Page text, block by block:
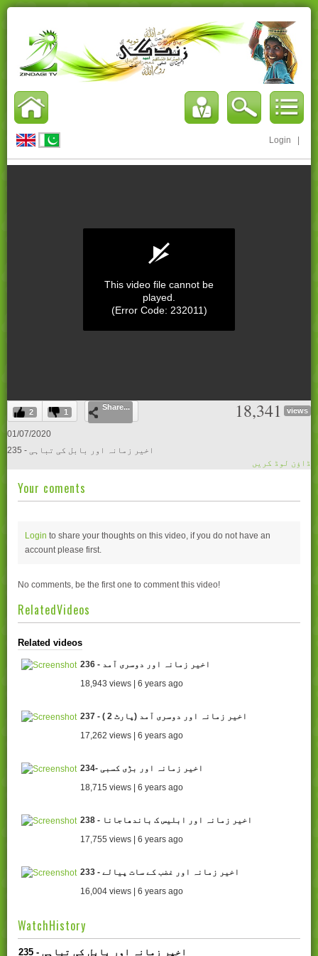
Login
0
seconds
of
0
This video file cannot be
played.
(Error Code: 232011)
2 1
Share... 18,341 views
01/07/2020
235 - اخیر زمانہ اور بابل کی تباہی
ڈاؤن لوڈ کریں
Your coments
Login to share your thoughts on this video, if you do not have an
account please first.
No comments, be the first one to comment this video!
RelatedVideos
Related videos
236 - اخیر زمانہ اور دوسری آمد
18,943 views | 6 years ago
237 - ( اخیر زمانہ اور دوسری آمد (پارٹ 2
17,262 views | 6 years ago
234- اخیر زمانہ اور بڑی کسبی
18,715 views | 6 years ago
238 - اخیر زمانہ اور ابلیس ک باندھاجانا
17,755 views | 6 years ago
233 - اخیر زمانہ اور غضب کے سات پیالے
16,004 views | 6 years ago
WatchHistory
235 - اخیر زمانہ اور بابل کی تباہی